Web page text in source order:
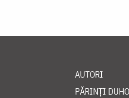
AUTORI
PĂRINȚI